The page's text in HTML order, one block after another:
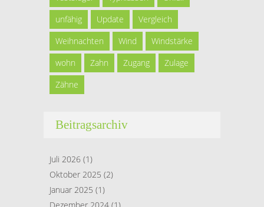
unfähig
Update
Vergleich
Weihnachten
Wind
Windstärke
wohn
Zahn Zugang
Zulage
Zähne
Beitragsarchiv
Juli 2026 (1)
Oktober 2025 (2)
Januar 2025 (1)